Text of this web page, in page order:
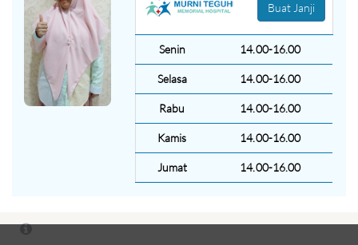
Buat Janji
Senin 14.00-16.00
Selasa 14.00-16.00
Rabu 14.00-16.00
Kamis 14.00-16.00
Jumat 14.00-16.00